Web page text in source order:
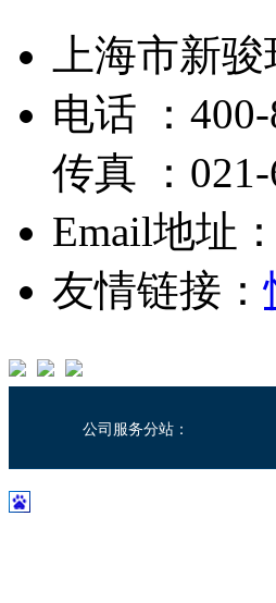
上海市新
电话 ：
传真 ：
Email地址
友情链接：
公司服务分站：